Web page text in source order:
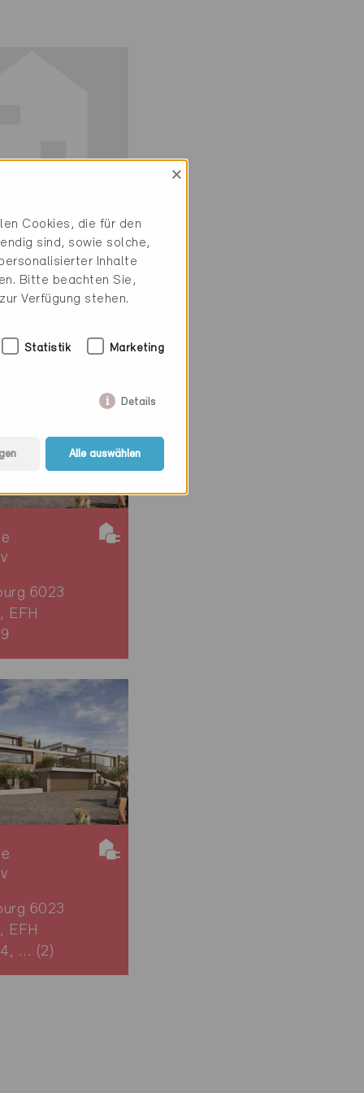
6023
EFH
6023
EFH
6023
EFH
... (2)
×
Cookies, die für den
sind, sowie solche,
Inhalte
Bitte beachten Sie,
Verfügung stehen.
Statistik Marketing
Details
Alle auswählen